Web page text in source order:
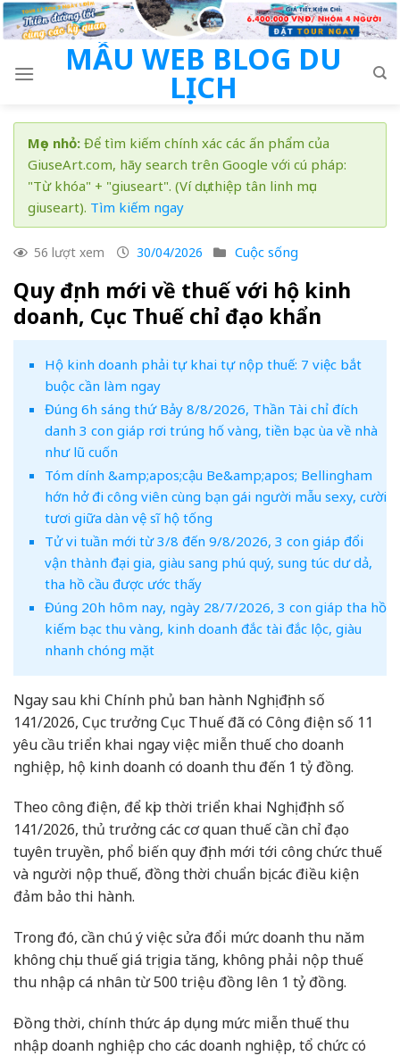
Skip
to
MẪU WEB BLOG DU
LỊCH
Mẹo nhỏ: Để tìm kiếm chính xác các ấn phẩm của
GiuseArt.com, hãy search trên Google với cú pháp:
"Từ khóa" + "giuseart". (Ví dụ: thiệp tân linh mục
giuseart). Tìm kiếm ngay
56 lượt xem 30/04/2026 Cuộc sống
Quy định mới về thuế với hộ kinh
doanh, Cục Thuế chỉ đạo khẩn
Hộ kinh doanh phải tự khai tự nộp thuế: 7 việc bắt
buộc cần làm ngay
Đúng 6h sáng thứ Bảy 8/8/2026, Thần Tài chỉ đích
danh 3 con giáp rơi trúng hố vàng, tiền bạc ùa về nhà
như lũ cuốn
Tóm dính &amp;apos;cậu Be&amp;apos; Bellingham
hớn hở đi công viên cùng bạn gái người mẫu sexy, cười
tươi giữa dàn vệ sĩ hộ tống
Tử vi tuần mới từ 3/8 đến 9/8/2026, 3 con giáp đổi
vận thành đại gia, giàu sang phú quý, sung túc dư dả,
tha hồ cầu được ước thấy
Đúng 20h hôm nay, ngày 28/7/2026, 3 con giáp tha hồ
kiếm bạc thu vàng, kinh doanh đắc tài đắc lộc, giàu
nhanh chóng mặt
Ngay sau khi Chính phủ ban hành Nghị định số
141/2026, Cục trưởng Cục Thuế đã có Công điện số 11
yêu cầu triển khai ngay việc miễn thuế cho doanh
nghiệp, hộ kinh doanh có doanh thu đến 1 tỷ đồng.
Theo công điện, để kịp thời triển khai Nghị định số
141/2026, thủ trưởng các cơ quan thuế cần chỉ đạo
tuyên truyền, phổ biến quy định mới tới công chức thuế
và người nộp thuế, đồng thời chuẩn bị các điều kiện
đảm bảo thi hành.
Trong đó, cần chú ý việc sửa đổi mức doanh thu năm
không chịu thuế giá trị gia tăng, không phải nộp thuế
thu nhập cá nhân từ 500 triệu đồng lên 1 tỷ đồng.
Đồng thời, chính thức áp dụng mức miễn thuế thu
nhập doanh nghiệp cho các doanh nghiệp, tổ chức có